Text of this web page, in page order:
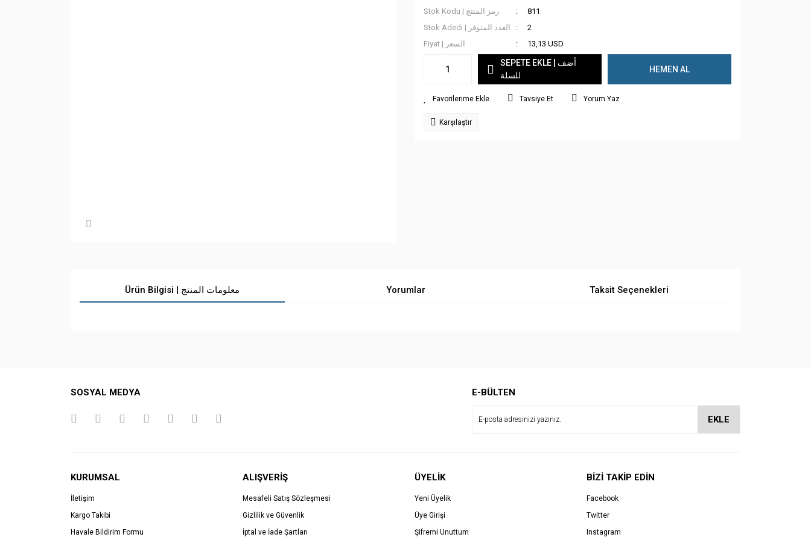
Stok Kodu | رمز المنتج
811
Stok Adedi | العدد المتوفر
2
Fiyat | السعر
13,13 USD
SEPETE EKLE | أضف
للسلة
HEMEN AL
Tavsiye Et Yorum Yaz
Karşılaştır
Ürün Bilgisi | معلومات المنتج Yorumlar Taksit Seçenekleri
SOSYAL MEDYA E-BÜLTEN
EKLE
KURUMSAL
İletişim
Kargo Takibi
Havale Bildirim Formu
ALIŞVERİŞ
Mesafeli Satış Sözleşmesi
Gizlilik ve Güvenlik
İptal ve İade Şartları
ÜYELİK
Yeni Üyelik
Üye Girişi
Şifremi Unuttum
BİZİ TAKİP EDİN
Facebook
Twitter
Instagram